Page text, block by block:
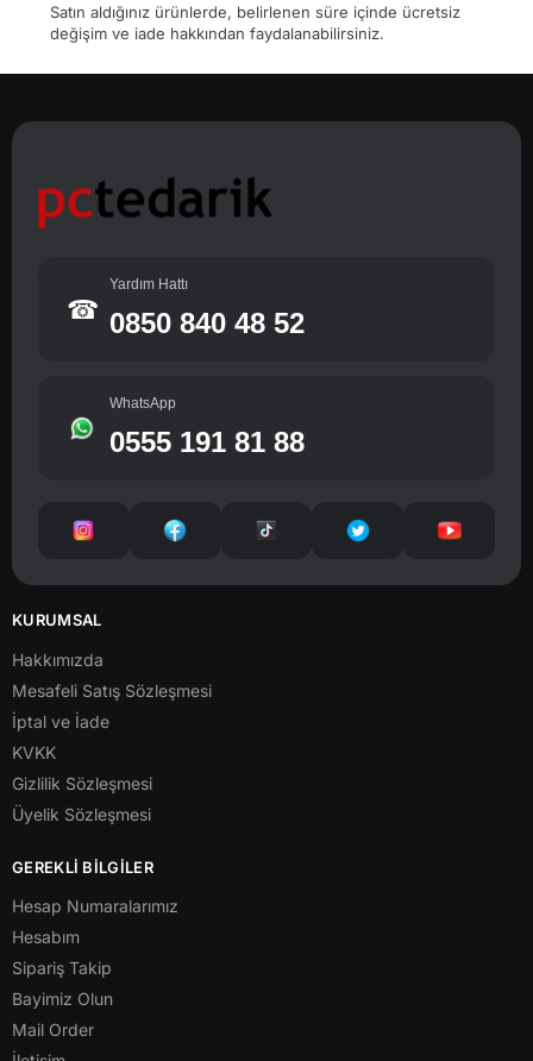
Satın aldığınız ürünlerde, belirlenen süre içinde ücretsiz
değişim ve iade hakkından faydalanabilirsiniz.
☎
Yardım Hattı
0850 840 48 52
WhatsApp
0555 191 81 88
KURUMSAL
Hakkımızda
Mesafeli Satış Sözleşmesi
İptal ve İade
KVKK
Gizlilik Sözleşmesi
Üyelik Sözleşmesi
GEREKLİ BİLGİLER
Hesap Numaralarımız
Hesabım
Sipariş Takip
Bayimiz Olun
Mail Order